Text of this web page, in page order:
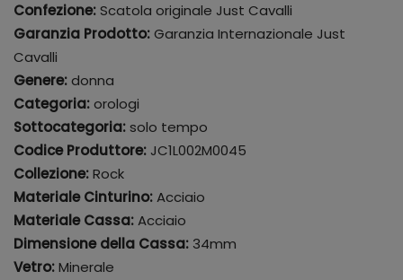
Confezione:Scatola originale Just Cavalli
Garanzia Prodotto:Garanzia Internazionale Just
Cavalli
Genere:donna
Categoria:orologi
Sottocategoria: solo tempo
Codice Produttore: JC1L002M0045
Collezione:Rock
Materiale Cinturino:Acciaio
Materiale Cassa:Acciaio
Dimensione della Cassa: 34mm
Vetro:Minerale